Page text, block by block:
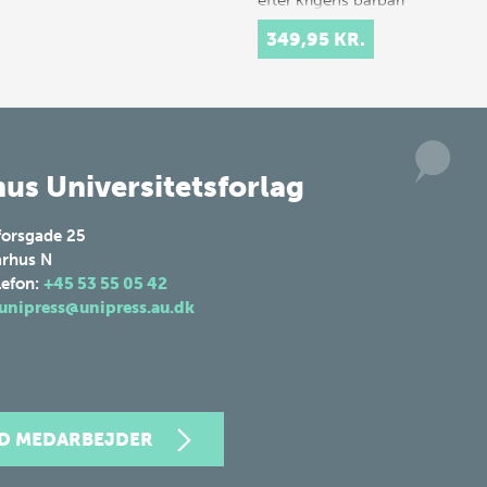
voksede en
gennemrationaliseret
og affortr…
349,95 KR.
Universitetsforlag
25
N
+45 53 55 05 42
unipress@unipress.au.dk
MEDARBEJDER